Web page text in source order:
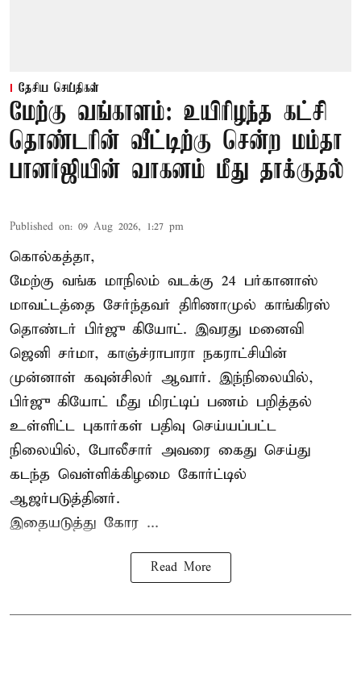
தேசிய செய்திகள்
மேற்கு வங்காளம்: உயிரிழந்த கட்சி
தொண்டரின் வீட்டிற்கு சென்ற மம்தா
பானர்ஜியின் வாகனம் மீது தாக்குதல்
Published on: 09 Aug 2026, 1:27 pm
கொல்கத்தா,
மேற்கு வங்க மாநிலம் வடக்கு 24 பர்கானாஸ்
மாவட்டத்தை சேர்ந்தவர் திரிணாமுல் காங்கிரஸ்
தொண்டர் பிர்ஜு கியோட். இவரது மனைவி
ஜெனி சர்மா, காஞ்ச்ராபாரா நகராட்சியின்
முன்னாள் கவுன்சிலர் ஆவார். இந்நிலையில்,
பிர்ஜு கியோட் மீது மிரட்டிப் பணம் பறித்தல்
உள்ளிட்ட புகார்கள் பதிவு செய்யப்பட்ட
நிலையில், போலீசார் அவரை கைது செய்து
கடந்த வெள்ளிக்கிழமை கோர்ட்டில்
ஆஜர்படுத்தினர்.
இதையடுத்து கோர ...
Read More